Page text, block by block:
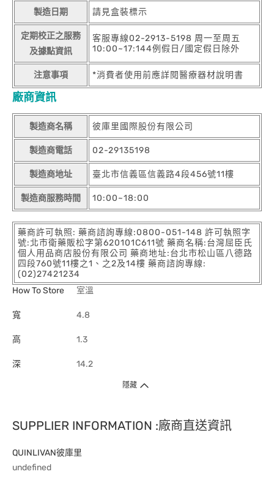
製造日期 請見盒裝標示
定期校正之服務
及據點資訊
客服專線02-2913-5198 周一至周五
10:00~17:144例假日/國定假日除外
注意事項 *消費者使用前應詳閱醫療器材說明書
廠商資訊
製造商名稱 彼庫里國際股份有限公司
製造商電話 02-29135198
製造商地址 臺北市信義區信義路4段456號11樓
製造商服務時間 10:00~18:00
藥商許可執照: 藥商諮詢專線:0800-051-148 許可執照字
號:北市衛藥販松字第620101C611號 藥商名稱:台灣屈臣氏
個人用品商店股份有限公司 藥商地址:台北市松山區八德路
四段760號11樓之1、之2及14樓 藥商諮詢專線:
(02)27421234
How To Store
室溫
寬 4.8
高 1.3
深 14.2
隱藏
SUPPLIER INFORMATION :廠商直送資訊
QUINLIVAN彼庫里
undefined